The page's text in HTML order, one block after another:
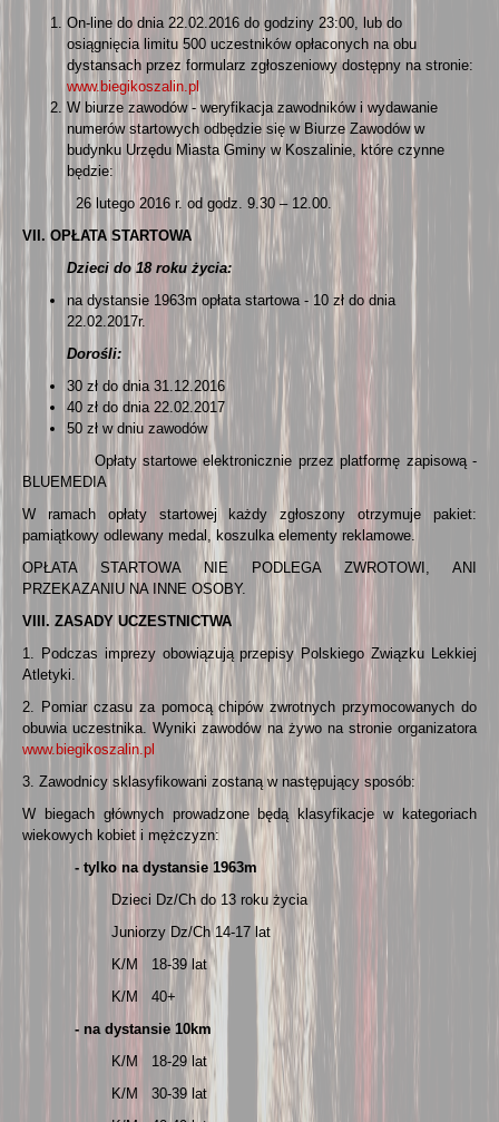
On-line do dnia 22.02.2016 do godziny 23:00, lub do
osiągnięcia limitu 500 uczestników opłaconych na obu
dystansach przez formularz zgłoszeniowy dostępny na stronie:
www.biegikoszalin.pl
W biurze zawodów - weryfikacja zawodników i wydawanie
numerów startowych odbędzie się w Biurze Zawodów w
budynku Urzędu Miasta Gminy w Koszalinie, które czynne
będzie:
26 lutego 2016 r. od godz. 9.30 – 12.00.
VII. OPŁATA STARTOWA
Dzieci do 18 roku życia:
na dystansie 1963m opłata startowa - 10 zł do dnia
22.02.2017r.
Dorośli:
30 zł do dnia 31.12.2016
40 zł do dnia 22.02.2017
50 zł w dniu zawodów
Opłaty startowe elektronicznie przez platformę zapisową -
BLUEMEDIA
W ramach opłaty startowej każdy zgłoszony otrzymuje pakiet:
pamiątkowy odlewany medal, koszulka elementy reklamowe.
OPŁATA STARTOWA NIE PODLEGA ZWROTOWI, ANI
PRZEKAZANIU NA INNE OSOBY.
VIII. ZASADY UCZESTNICTWA
1. Podczas imprezy obowiązują przepisy Polskiego Związku Lekkiej
Atletyki.
2. Pomiar czasu za pomocą chipów zwrotnych przymocowanych do
obuwia uczestnika. Wyniki zawodów na żywo na stronie organizatora
www.biegikoszalin.pl
3. Zawodnicy sklasyfikowani zostaną w następujący sposób:
W biegach głównych prowadzone będą klasyfikacje w kategoriach
wiekowych kobiet i mężczyzn:
- tylko na dystansie 1963m
Dzieci Dz/Ch do 13 roku życia
Juniorzy Dz/Ch 14-17 lat
K/M 18-39 lat
K/M 40+
- na dystansie 10km
K/M 18-29 lat
K/M 30-39 lat